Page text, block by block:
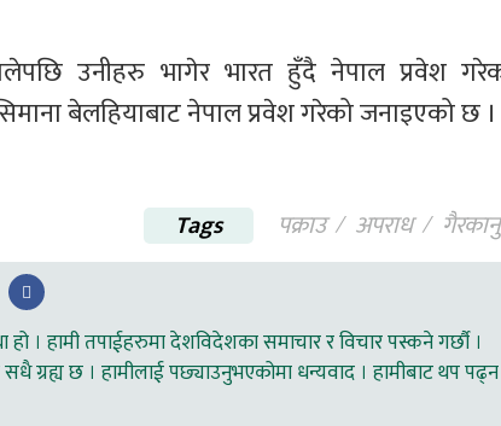
उनीहरु भागेर भारत हुँदै नेपाल प्रवेश
बेलहियाबाट नेपाल प्रवेश गरेको जनाइएको छ ।
Tags पक्राउ अपराध
। हामी तपाईहरुमा देशविदेशका समाचार र विचार पस्कने गर्छौ ।
ग्रह्य छ । हामीलाई पछ्याउनुभएकोमा धन्यवाद । हामीबाट थप पढ्न